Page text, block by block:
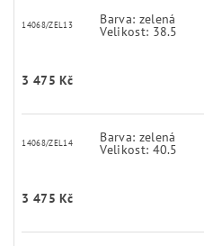
14068/ZEL13 Barva: zelená
Velikost: 38.5
3 475 Kč
14068/ZEL14 Barva: zelená
Velikost: 40.5
3 475 Kč